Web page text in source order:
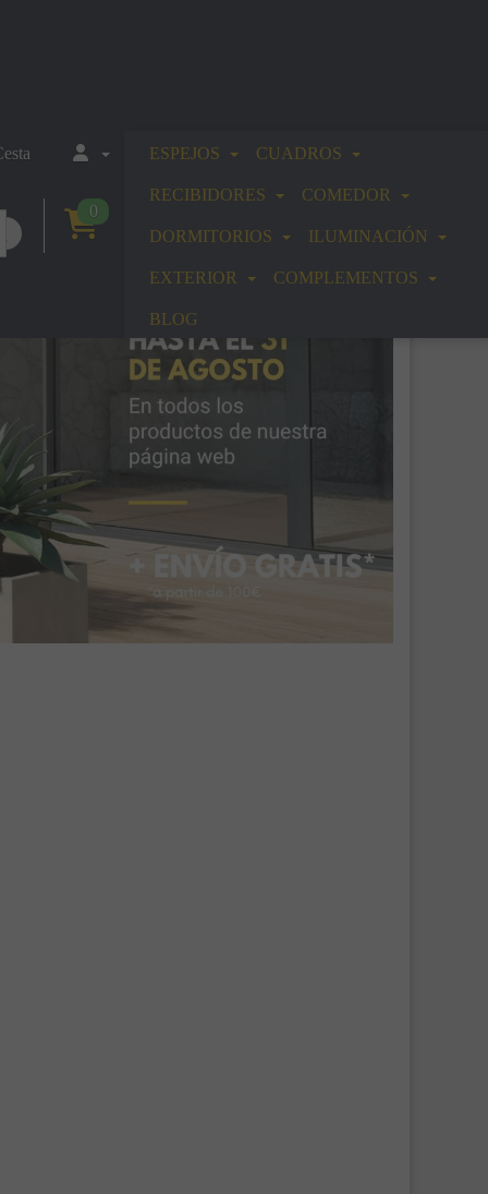
0
ESPEJOS CUADROS
RECIBIDORES COMEDOR
DORMITORIOS ILUMINACIÓN
EXTERIOR COMPLEMENTOS
BLOG